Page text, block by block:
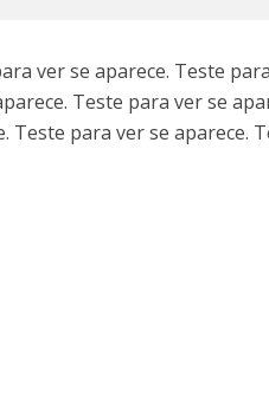
ver se aparece. Teste
Teste para ver se
Teste para ver se aparece.